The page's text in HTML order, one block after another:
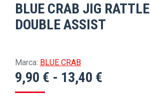
BLUE CRAB JIG
DOUBLE ASSIST
Marca: BLUE CRAB
9,90 € - 13,40 €